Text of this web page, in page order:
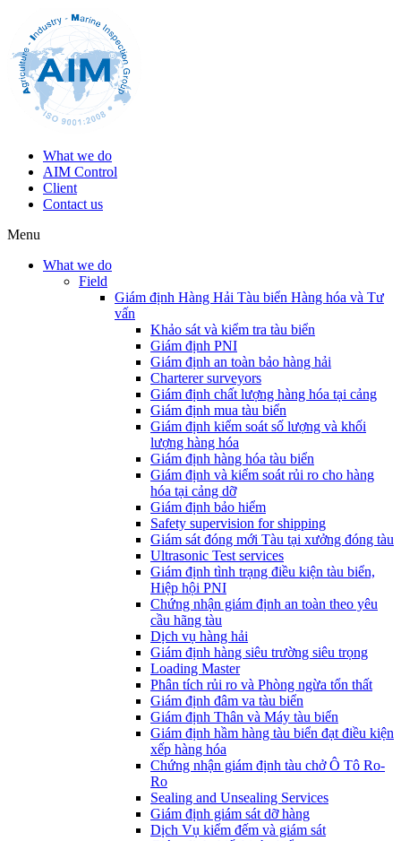
What we do
AIM Control
Client
Contact us
Menu
What we do
Field
Giám định Hàng Hải Tàu biển Hàng hóa và Tư
vấn
Khảo sát và kiểm tra tàu biển
Giám định PNI
Giám định an toàn bảo hàng hải
Charterer surveyors
Giám định chất lượng hàng hóa tại cảng
​Giám định mua tàu biển
Giám định kiểm soát số lượng và khối
lượng hàng hóa
Giám định hàng hóa tàu biển
Giám định và kiểm soát rủi ro cho hàng
hóa tại cảng dỡ
Giám định bảo hiểm
Safety supervision for shipping
Giám sát đóng mới Tàu tại xưởng đóng tàu
Ultrasonic Test services
Giám định tình trạng điều kiện tàu biển,
Hiệp hội PNI
Chứng nhận giám định an toàn theo yêu
cầu hãng tàu
Dịch vụ hàng hải
Giám định hàng siêu trường siêu trọng
Loading Master
Phân tích rủi ro và Phòng ngừa tổn thất
​Giám định đâm va tàu biển
Giám định Thân và Máy tàu biển
​Giám định hầm hàng tàu biển đạt điều kiện
xếp hàng hóa
Chứng nhận giám định tàu chở Ô Tô Ro-
Ro
Sealing and Unsealing Services
Giám định giám sát dỡ hàng
Dịch Vụ kiểm đếm và giám sát